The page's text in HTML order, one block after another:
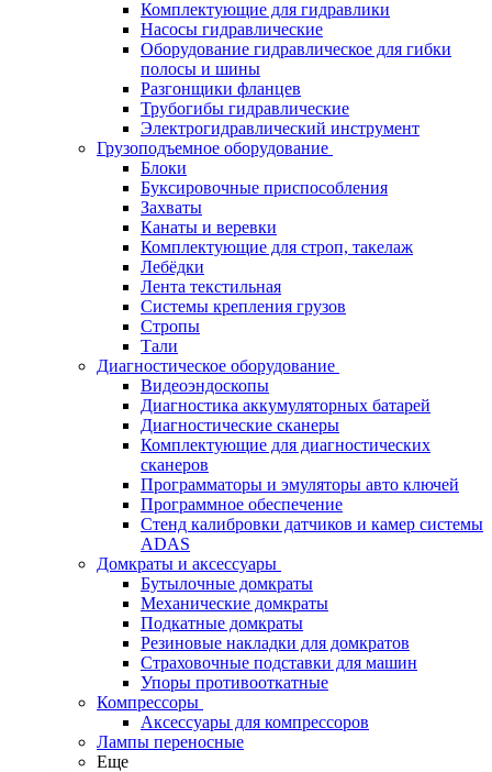
Комплектующие для гидравлики
Насосы гидравлические
Оборудование гидравлическое для гибки
полосы и шины
Разгонщики фланцев
Трубогибы гидравлические
Электрогидравлический инструмент
Грузоподъемное оборудование
Блоки
Буксировочные приспособления
Захваты
Канаты и веревки
Комплектующие для строп, такелаж
Лебёдки
Лента текстильная
Системы крепления грузов
Стропы
Тали
Диагностическое оборудование
Видеоэндоскопы
Диагностика аккумуляторных батарей
Диагностические сканеры
Комплектующие для диагностических
сканеров
Программаторы и эмуляторы авто ключей
Программное обеспечение
Стенд калибровки датчиков и камер системы
ADAS
Домкраты и аксессуары
Бутылочные домкраты
Механические домкраты
Подкатные домкраты
Резиновые накладки для домкратов
Страховочные подставки для машин
Упоры противооткатные
Компрессоры
Аксессуары для компрессоров
Лампы переносные
Еще